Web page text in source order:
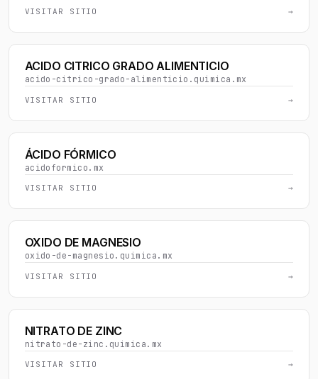
VISITAR SITIO →
ACIDO CITRICO GRADO ALIMENTICIO
acido-citrico-grado-alimenticio.quimica.mx
VISITAR SITIO →
ÁCIDO FÓRMICO
acidoformico.mx
VISITAR SITIO →
OXIDO DE MAGNESIO
oxido-de-magnesio.quimica.mx
VISITAR SITIO →
NITRATO DE ZINC
nitrato-de-zinc.quimica.mx
VISITAR SITIO →